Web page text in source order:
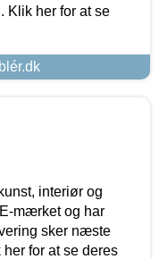
Klik her for at se
interiør og
mærket og har
sker næste
for at se deres